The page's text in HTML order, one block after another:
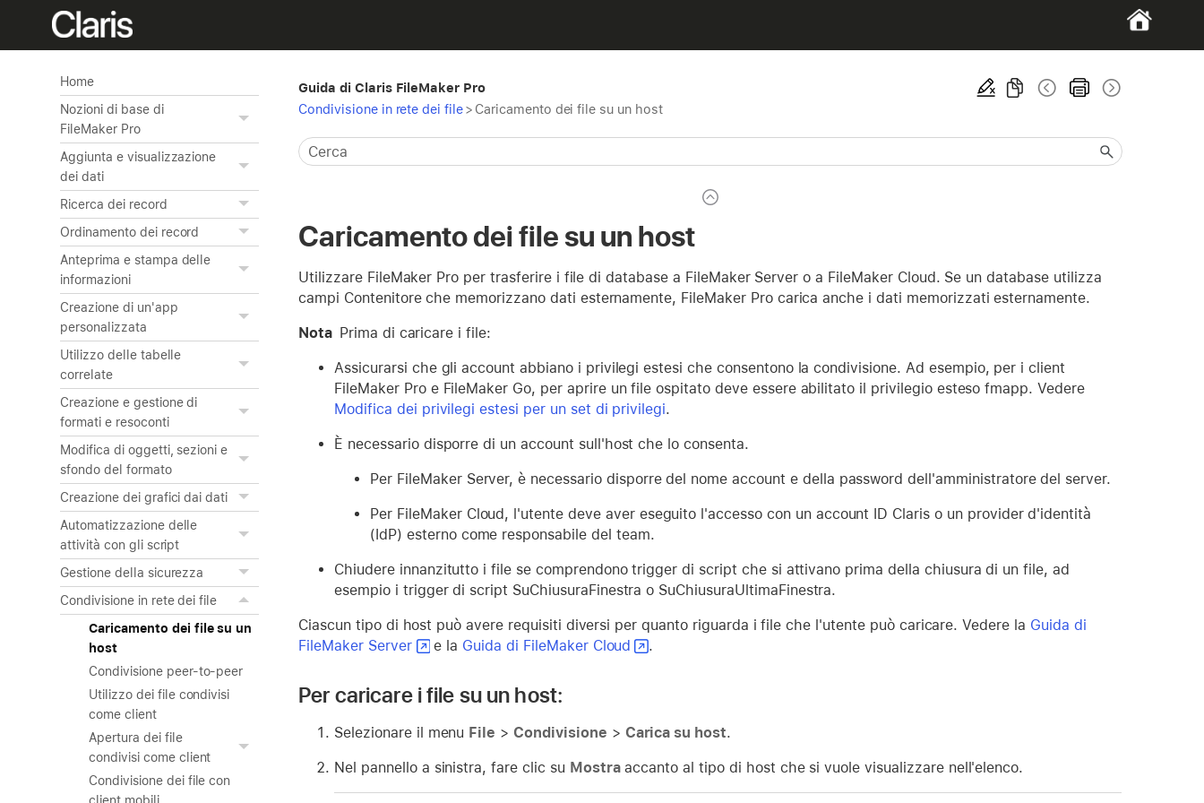
Home
Nozioni di base di
FileMaker Pro
Aggiunta e visualizzazione
dei dati
Ricerca dei record
Ordinamento dei record
Anteprima e stampa delle
informazioni
Creazione di un'app
personalizzata
Utilizzo delle tabelle
correlate
Creazione e gestione di
formati e resoconti
Modifica di oggetti, sezioni e
sfondo del formato
Creazione dei grafici dai dati
Automatizzazione delle
attività con gli script
Gestione della sicurezza
Condivisione in rete dei file
Caricamento dei file su un
host
Condivisione peer-to-peer
Utilizzo dei file condivisi
come client
Apertura dei file
condivisi come client
Condivisione dei file con
Guida di Claris FileMaker Pro
Condivisione in rete dei file> Caricamento dei file su un host
Caricamento dei file su un host
Utilizzare FileMaker Pro per trasferire i file di database a FileMaker Server o a FileMaker Cloud. Se un database utilizza
campi Contenitore che memorizzano dati esternamente, FileMaker Pro carica anche i dati memorizzati esternamente.
Nota Prima di caricare i file:
Assicurarsi che gli account abbiano i privilegi estesi che consentono la condivisione. Ad esempio, per i client
FileMaker Pro e FileMaker Go, per aprire un file ospitato deve essere abilitato il privilegio esteso fmapp. Vedere
Modifica dei privilegi estesi per un set di privilegi.
È necessario disporre di un account sull'host che lo consenta.
Per FileMaker Server, è necessario disporre del nome account e della password dell'amministratore del server.
Per FileMaker Cloud, l'utente deve aver eseguito l'accesso con un account ID Claris o un provider d'identità
(IdP) esterno come responsabile del team.
Chiudere innanzitutto i file se comprendono trigger di script che si attivano prima della chiusura di un file, ad
esempio i trigger di script SuChiusuraFinestra o SuChiusuraUltimaFinestra.
Ciascun tipo di host può avere requisiti diversi per quanto riguarda i file che l'utente può caricare. Vedere la Guida di
FileMaker Server
e la Guida di FileMaker Cloud .
Per caricare i file su un host:
Selezionare il menu File > Condivisione > Carica su host.
Nel pannello a sinistra, fare clic su Mostraaccanto al tipo di host che si vuole visualizzare nell'elenco.